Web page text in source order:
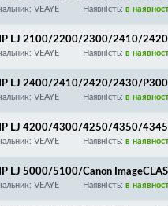
C4096A/C4127A/
VEAYE Наявність: в
HP LJ 2100/2200/2300/2410/
C4096A/C4127A/
VEAYE Наявність: в
HP LJ 2400/2410/2420/2430/
+ комплект втулок
VEAYE Наявність: в
HP LJ 4200/4300/4250/4350/
VEAYE Наявність: в
HP LJ 5000/5100/Canon
910/C4129X + комплект
VEAYE Наявність: в